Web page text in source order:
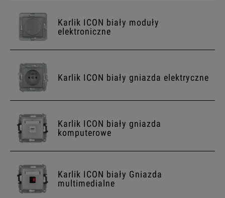
Karlik ICON biały moduły
elektroniczne
Karlik ICON biały gniazda elektryczne
Karlik ICON biały gniazda
komputerowe
Karlik ICON biały Gniazda
multimedialne